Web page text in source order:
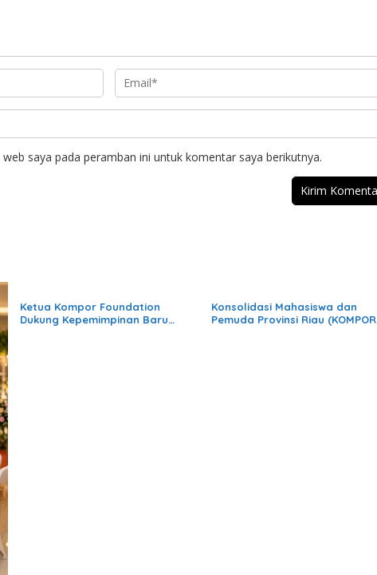
saya pada peramban ini untuk komentar saya berikutnya.
Ketua Kompor Foundation
Dukung Kepemimpinan Baru
Konsolidasi Mahasiswa dan
Pemuda Provinsi Riau (KOMPOR